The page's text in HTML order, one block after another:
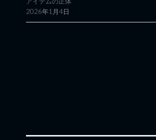
2026年1月4日